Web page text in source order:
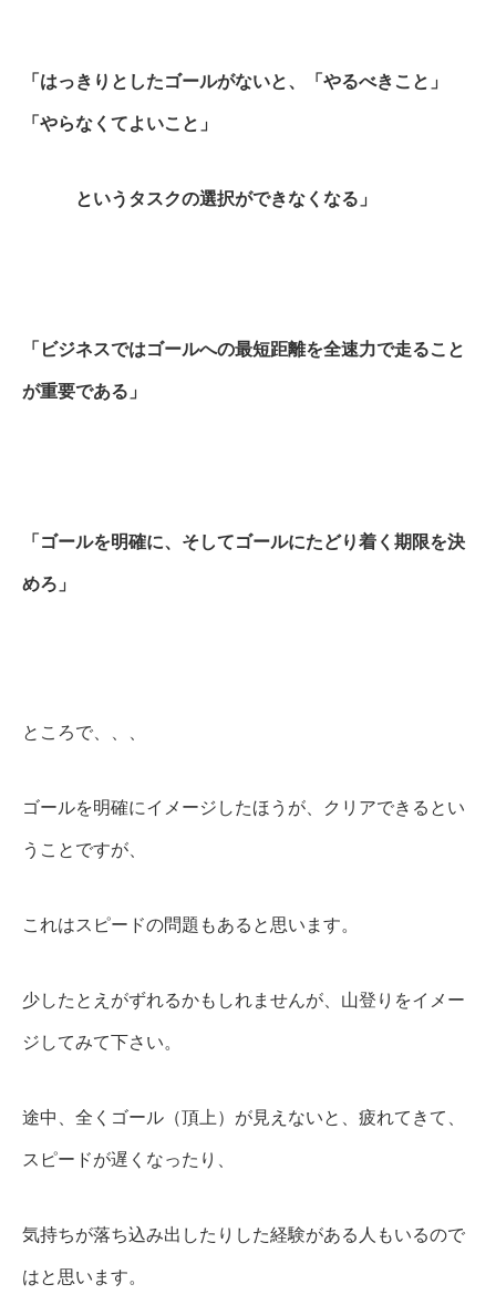
「はっきりとしたゴールがないと、「やるべきこと」
「やらなくてよいこと」
というタスクの選択ができなくなる」
「ビジネスではゴールへの最短距離を全速力で走ること
が重要である」
「ゴールを明確に、そしてゴールにたどり着く期限を決
めろ」
ところで、、、
ゴールを明確にイメージしたほうが、クリアできるとい
うことですが、
これはスピードの問題もあると思います。
少したとえがずれるかもしれませんが、山登りをイメー
ジしてみて下さい。
途中、全くゴール（頂上）が見えないと、疲れてきて、
スピードが遅くなったり、
気持ちが落ち込み出したりした経験がある人もいるので
はと思います。